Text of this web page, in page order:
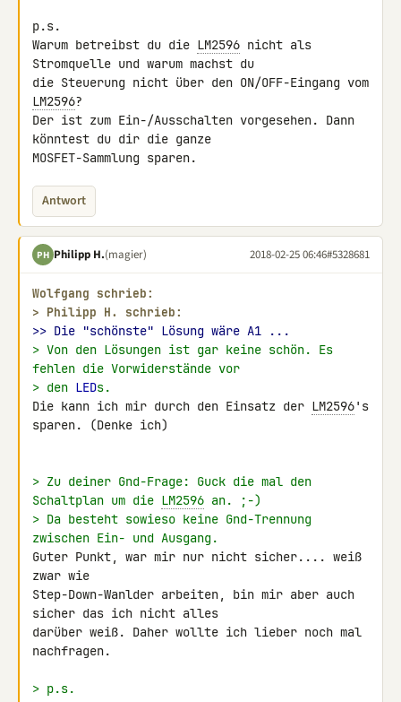
p.s.
Warum betreibst du die LM2596 nicht als
Stromquelle und warum machst du
LM2596?
Der ist zum Ein-/Ausschalten vorgesehen. Dann
könntest du dir die ganze
MOSFET-Sammlung sparen.
Antwort
PH Philipp H.(magier) 2018-02-25 06:46#5328681
Wolfgang schrieb:
> Philipp H. schrieb:
>> Die "schönste" Lösung wäre A1 ...
> Von den Lösungen ist gar keine schön. Es
fehlen die Vorwiderstände vor
> den LEDs.
Die kann ich mir durch den Einsatz der LM2596's
sparen. (Denke ich)
> Zu deiner Gnd-Frage: Guck die mal den
Schaltplan um die LM2596 an. ;-)
> Da besteht sowieso keine Gnd-Trennung
zwischen Ein- und Ausgang.
Guter Punkt, war mir nur nicht sicher.... weiß
zwar wie
Step-Down-Wanlder arbeiten, bin mir aber auch
sicher das ich nicht alles
darüber weiß. Daher wollte ich lieber noch mal
nachfragen.
> p.s.